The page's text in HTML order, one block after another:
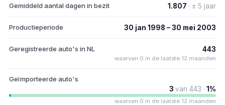
Gemiddeld aantal dagen in bezit 1.807 · ± 5 jaar
Productieperiode 30 jan 1998 – 30 mei 2003
Geregistreerde auto's in NL 443
waarvan 0 in de laatste 12 maanden
Geïmporteerde auto's
3 van 443 · 1%
waarvan 0 in de laatste 12 maanden